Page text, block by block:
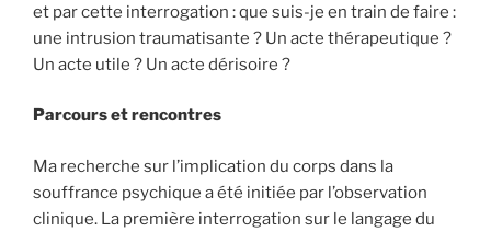
et par cette interrogation : que suis-je en train de faire :
une intrusion traumatisante ? Un acte thérapeutique ?
Un acte utile ? Un acte dérisoire ?
Parcours et rencontres
Ma recherche sur l’implication du corps dans la
souffrance psychique a été initiée par l’observation
clinique. La première interrogation sur le langage du